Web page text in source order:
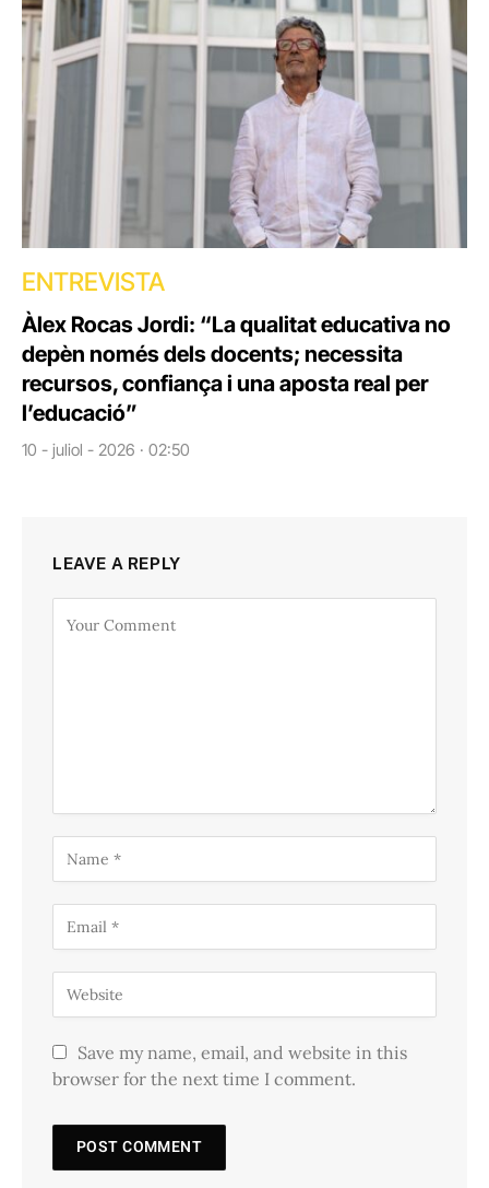
ENTREVISTA
Àlex Rocas Jordi: “La qualitat educativa no
depèn només dels docents; necessita
recursos, confiança i una aposta real per
l’educació”
10 - juliol - 2026 · 02:50
LEAVE A REPLY
Save my name, email, and website in this
browser for the next time I comment.